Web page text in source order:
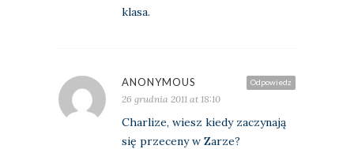
klasa.
Odpowiedz
ANONYMOUS
26 grudnia 2011 at 18:10
Charlize, wiesz kiedy zaczynają
się przeceny w Zarze?